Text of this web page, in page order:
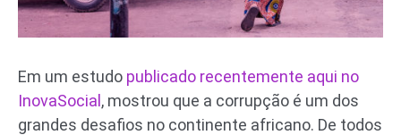
Em um estudo publicado recentemente aqui no
InovaSocial, mostrou que a corrupção é um dos
grandes desafios no continente africano. De todos